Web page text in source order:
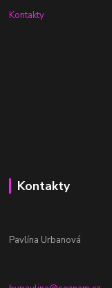
Kontakty
Kontakty
Pavlína Urbanová